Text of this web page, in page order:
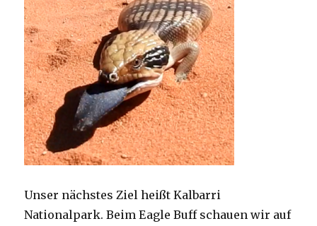
Unser nächstes Ziel heißt Kalbarri
Nationalpark. Beim Eagle Buff schauen wir auf